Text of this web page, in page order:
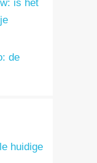
is het
de
huidige